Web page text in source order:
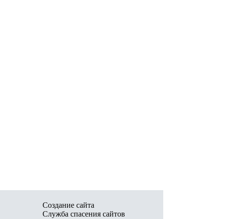
Создание сайта
Служба спасения сайтов